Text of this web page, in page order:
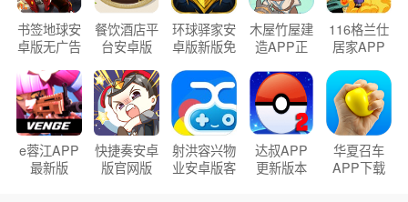
书签地球安
卓版无广告
餐饮酒店平
台安卓版
环球驿家安
卓版新版免
木屋竹屋建
造APP正
116格兰仕
居家APP
e蓉江APP
最新版
快捷奏安卓
版官网版
射洪容兴物
业安卓版客
达叔APP
更新版本
华夏召车
APP下载